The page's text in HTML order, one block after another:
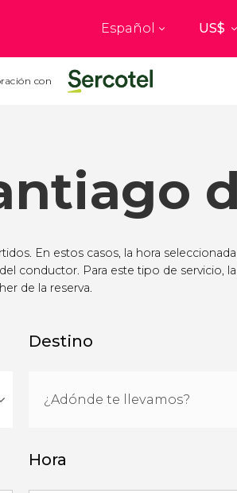
Top destinos
París
España
Barcelona
España
Ámsterdam Milán
Praga
República Checa
Oporto
Portugal
Español
con
En estos casos, la hora
conductor. Para este tipo de servicio,
de la reserva.
Destino
Hora